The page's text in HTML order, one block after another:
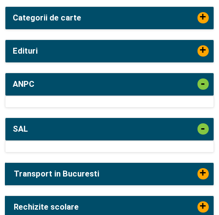
Categorii de carte +
Edituri +
ANPC -
SAL -
Transport in Bucuresti +
Rechizite scolare +